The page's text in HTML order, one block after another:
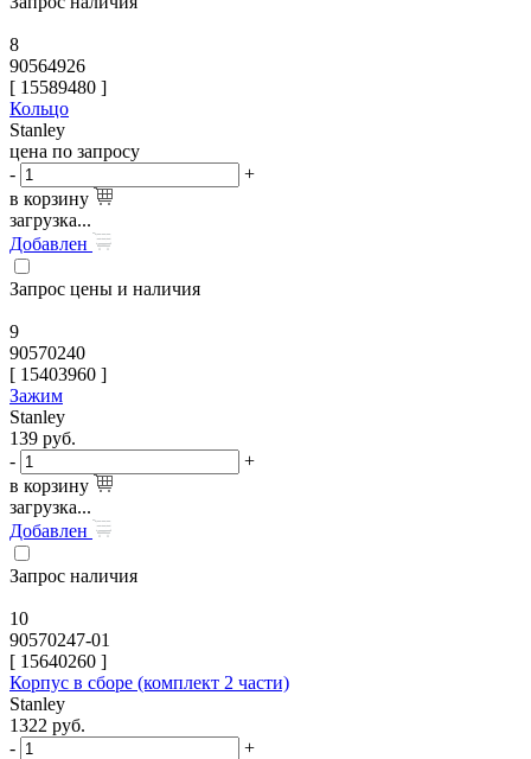
8
90564926
[ 15589480 ]
Кольцо
Stanley
цена по запросу
-
+
в корзину
загрузка...
Добавлен
Запрос цены и наличия
9
90570240
[ 15403960 ]
Зажим
Stanley
139 руб.
-
+
в корзину
загрузка...
Добавлен
Запрос наличия
10
90570247-01
[ 15640260 ]
Корпус в сборе (комплект 2 части)
Stanley
1322 руб.
-
+